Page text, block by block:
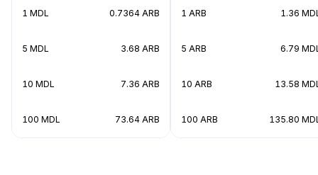
1 MDL 0.7364 ARB
5 MDL 3.68 ARB
10 MDL 7.36 ARB
100 MDL 73.64 ARB
1 ARB 1.36
5 ARB 6.79
10 ARB 13.58
100 ARB 135.80